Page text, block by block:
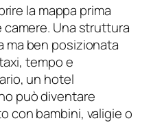
la mappa prima
camere. Una struttura
ma ben posizionata
tempo e
un hotel
può diventare
con bambini, valigie o